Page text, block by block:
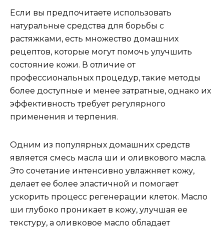
Если вы предпочитаете использовать
натуральные средства для борьбы с
растяжками, есть множество домашних
рецептов, которые могут помочь улучшить
состояние кожи. В отличие от
профессиональных процедур, такие методы
более доступные и менее затратные, однако их
эффективность требует регулярного
применения и терпения.
Одним из популярных домашних средств
является смесь масла ши и оливкового масла.
Это сочетание интенсивно увлажняет кожу,
делает ее более эластичной и помогает
ускорить процесс регенерации клеток. Масло
ши глубоко проникает в кожу, улучшая ее
текстуру, а оливковое масло обладает